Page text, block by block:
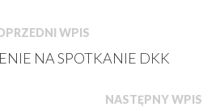
WPIS
NA SPOTKANIE DKK
NASTĘPNY WPIS